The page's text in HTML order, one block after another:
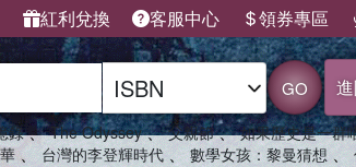
紅利兌換 客服中心 領券專區
GO
錄 、 The Odyssey 、 父親節 、 如果歷史是一群
、 台灣的李登輝時代 、 數學女孩：黎曼猜想 、